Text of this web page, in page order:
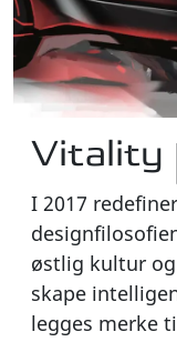
Vitality
I 2017
østlig kultur
skape
legges merke